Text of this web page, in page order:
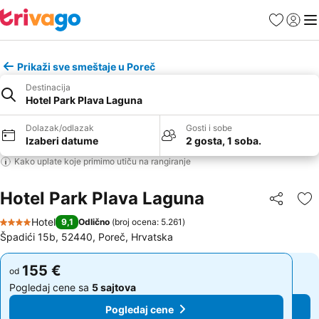
FavoritiPrijavi
Prikaži sve smeštaje u Poreč
Destinacija
Hotel Park Plava Laguna
Dolazak/odlazak
Izaberi datume
Gosti i sobe
2 gosta, 1 soba.
Kako uplate koje primimo utiču na rangiranje
Hotel Park Plava Laguna Deli
4 Zvezdice
Hotel 9,1 Odlično (broj ocena: 5.261)
Špadići 15b, 52440, Poreč, Hrvatska
od 155 €
Pogledaj cene sa 5 sajtova
Pogledaj cene
od 155 €
Pogledaj cene sa 5 sajtova
Pogledaj cene